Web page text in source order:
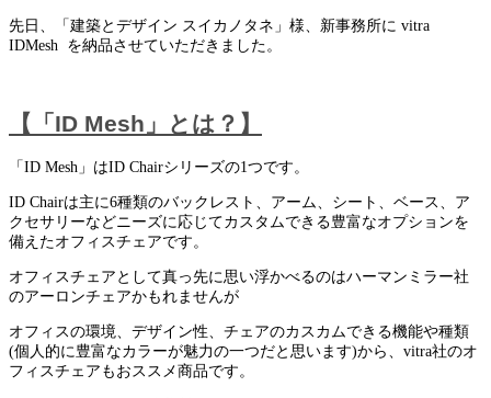
先日、「建築とデザイン スイカノタネ」様、新事務所に vitra
IDMesh を納品させていただきました。
【「ID Mesh」とは？】
「ID Mesh」はID Chairシリーズの1つです。
ID Chairは主に6種類のバックレスト、アーム、シート、ベース、ア
クセサリーなどニーズに応じてカスタムできる豊富なオプションを
備えたオフィスチェアです。
オフィスチェアとして真っ先に思い浮かべるのはハーマンミラー社
のアーロンチェアかもれませんが
オフィスの環境、デザイン性、チェアのカスカムできる機能や種類
(個人的に豊富なカラーが魅力の一つだと思います)から、vitra社のオ
フィスチェアもおススメ商品です。